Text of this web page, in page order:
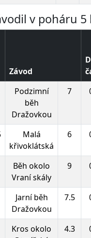
v poháru
Závod
Podzimní
běh
Dražovkou
7
Malá
křivoklátská
6
Běh okolo
Vraní skály
9
Jarní běh
Dražovkou
7.5
Kros okolo
4.3